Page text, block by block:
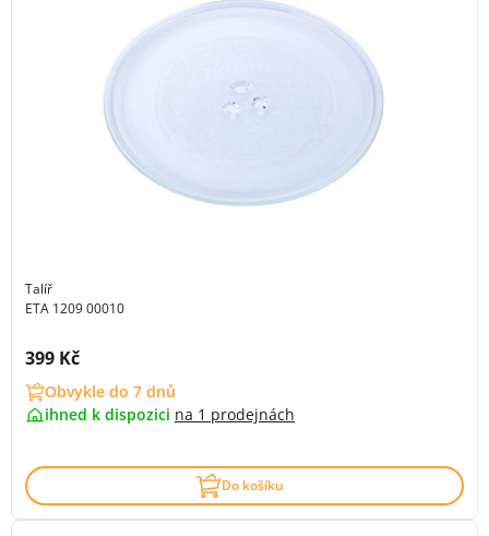
Talíř
ETA 1209 00010
Cena s DPH:
399 Kč
Obvykle do 7 dnů
ihned k dispozici na 1 prodejnách
Do košíku